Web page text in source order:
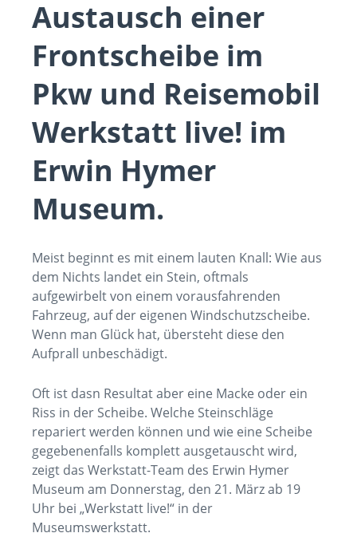
Austausch einer
Frontscheibe im
Pkw und Reisemobil
Werkstatt live! im
Erwin Hymer
Museum.
Meist beginnt es mit einem lauten Knall: Wie aus
dem Nichts landet ein Stein, oftmals
aufgewirbelt von einem vorausfahrenden
Fahrzeug, auf der eigenen Windschutzscheibe.
Wenn man Glück hat, übersteht diese den
Aufprall unbeschädigt.
Oft ist dasn Resultat aber eine Macke oder ein
Riss in der Scheibe. Welche Steinschläge
repariert werden können und wie eine Scheibe
gegebenenfalls komplett ausgetauscht wird,
zeigt das Werkstatt-Team des Erwin Hymer
Museum am Donnerstag, den 21. März ab 19
Uhr bei „Werkstatt live!“ in der
Museumswerkstatt.